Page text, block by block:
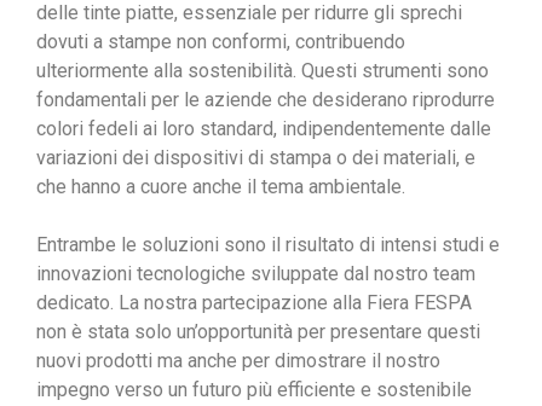
delle tinte piatte, essenziale per ridurre gli sprechi
dovuti a stampe non conformi, contribuendo
ulteriormente alla sostenibilità. Questi strumenti sono
fondamentali per le aziende che desiderano riprodurre
colori fedeli ai loro standard, indipendentemente dalle
variazioni dei dispositivi di stampa o dei materiali, e
che hanno a cuore anche il tema ambientale.
Entrambe le soluzioni sono il risultato di intensi studi e
innovazioni tecnologiche sviluppate dal nostro team
dedicato. La nostra partecipazione alla Fiera FESPA
non è stata solo un’opportunità per presentare questi
nuovi prodotti ma anche per dimostrare il nostro
impegno verso un futuro più efficiente e sostenibile